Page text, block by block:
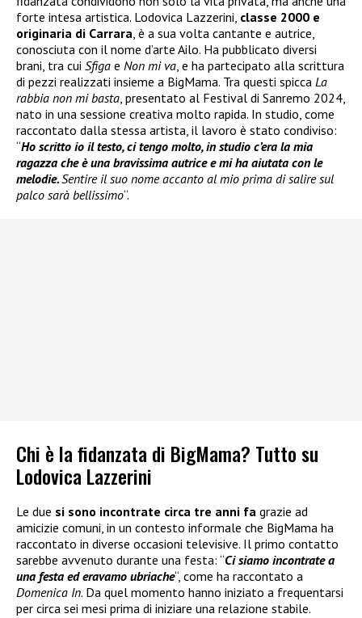
forte intesa artistica. Lodovica Lazzerini, classe 2000 e
originaria di Carrara , è a sua volta cantante e autrice,
conosciuta con il nome d’arte Ailo. Ha pubblicato diversi
brani, tra cui Sfiga e Non mi va , e ha partecipato alla scrittura
di pezzi realizzati insieme a BigMama. Tra questi spicca La
rabbia non mi basta , presentato al Festival di Sanremo 2024,
nato in una sessione creativa molto rapida. In studio, come
raccontato dalla stessa artista, il lavoro è stato condiviso:
“Ho scritto io il testo, ci tengo molto, in studio c’era la mia
ragazza che è una bravissima autrice e mi ha aiutata con le
melodie.Sentire il suo nome accanto al mio prima di salire sul
palco sarà bellissimo“.
Chi è la fidanzata di BigMama? Tutto su
Lodovica Lazzerini
Le due si sono incontrate circa tre anni fa grazie ad
amicizie comuni, in un contesto informale che BigMama ha
raccontato in diverse occasioni televisive. Il primo contatto
sarebbe avvenuto durante una festa: “Ci siamo incontrate a
una festa ed eravamo ubriache“, come ha raccontato a
Domenica In. Da quel momento hanno iniziato a frequentarsi
per circa sei mesi prima di iniziare una relazione stabile.